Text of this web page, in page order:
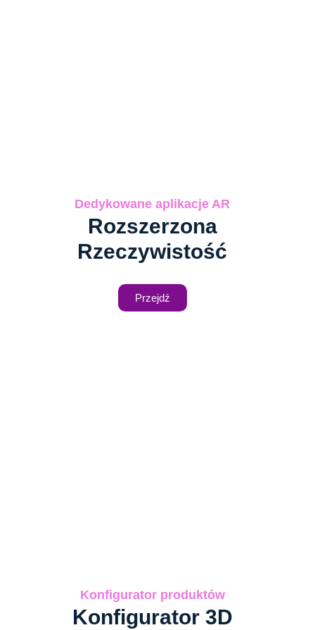
Dedykowane aplikacje AR
Rozszerzona
Rzeczywistość
Przejdź
Konfigurator produktów
Konfigurator 3D